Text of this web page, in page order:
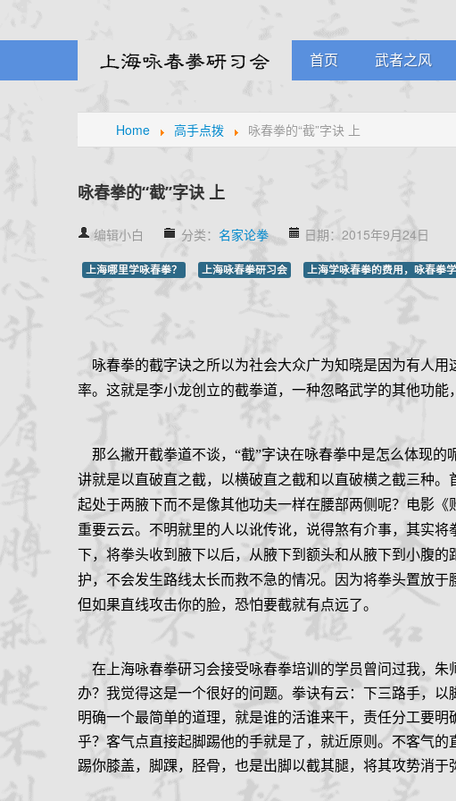
首页 武者之风
学员风采
Home 高手点拨 咏春拳的“截”字诀 上
咏春拳的“截”字诀 上
编辑小白 分类： 名家论拳 日期：2015年9月24日
上海哪里学咏春拳？ 上海咏春拳研习会 上海学咏春拳的费用，咏春拳
咏春拳的截字诀之所以为社会大众广为知晓是因为有人
率。这就是李小龙创立的截拳道，一种忽略武学的其他功能
那么撇开截拳道不谈，“截”字诀在咏春拳中是怎么体现
讲就是以直破直之截，以横破直之截和以直破横之截三种
起处于两腋下而不是像其他功夫一样在腰部两侧呢？电影
重要云云。不明就里的人以讹传讹，说得煞有介事，其实
下，将拳头收到腋下以后，从腋下到额头和从腋下到小腹
护，不会发生路线太长而救不急的情况。因为将拳头置放
但如果直线攻击你的脸，恐怕要截就有点远了。
在上海咏春拳研习会接受咏春拳培训的学员曾问过我，
办？我觉得这是一个很好的问题。拳诀有云：下三路手，
明确一个最简单的道理，就是谁的活谁来干，责任分工要
乎？客气点直接起脚踢他的手就是了，就近原则。不客气
踢你膝盖，脚踝，胫骨，也是出脚以截其腿，将其攻势消于